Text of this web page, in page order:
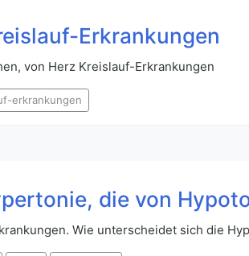
Erkrankungen
von Herz Kreislauf-Erkrankungen
erkrankungen
die von
Wie unterscheidet sich die